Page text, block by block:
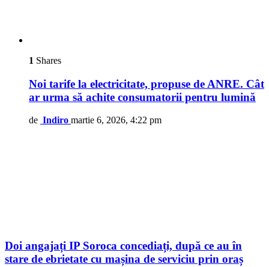
1 Shares
Noi tarife la electricitate, propuse de ANRE. Cât
ar urma să achite consumatorii pentru lumină
de Indiro martie 6, 2026, 4:22 pm
Doi angajați IP Soroca concediați, după ce au în
stare de ebrietate cu mașina de serviciu prin oraș